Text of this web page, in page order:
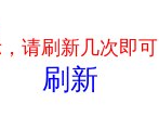
请刷新几次即可
刷新